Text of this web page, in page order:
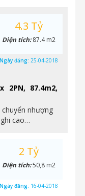
2PN, 87.4m2,
nhượng
cao…
4.3 Tỷ
Diện tích:87.4 m2
Ngày đăng: 25-04-2018
2 Tỷ
Diện tích:50,8 m2
Ngày đăng: 16-04-2018